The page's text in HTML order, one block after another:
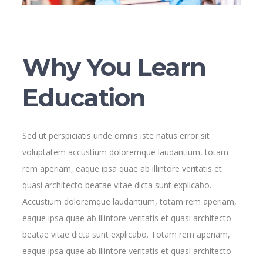
Why You Learn
Education
Sed ut perspiciatis unde omnis iste natus error sit
voluptatem accustium doloremque laudantium, totam
rem aperiam, eaque ipsa quae ab illintore veritatis et
quasi architecto beatae vitae dicta sunt explicabo.
Accustium doloremque laudantium, totam rem aperiam,
eaque ipsa quae ab illintore veritatis et quasi architecto
beatae vitae dicta sunt explicabo. Totam rem aperiam,
eaque ipsa quae ab illintore veritatis et quasi architecto